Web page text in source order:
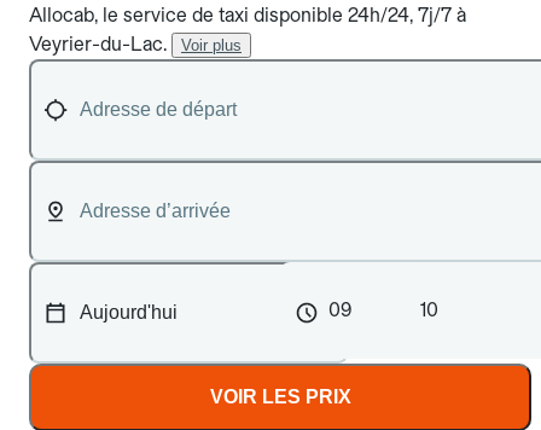
Allocab, le service de taxi disponible 24h/24, 7j/7 à
Veyrier-du-Lac.
Voir plus
09 10
VOIR LES PRIX